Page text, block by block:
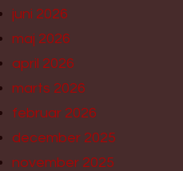
juni 2026
maj 2026
april 2026
marts 2026
februar 2026
december 2025
november 2025